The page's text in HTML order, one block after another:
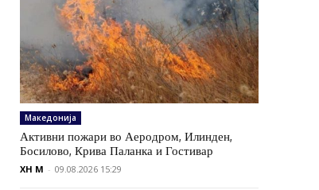
Македонија
Активни пожари во Аеродром, Илинден,
Босилово, Крива Паланка и Гостивар
XH M - 09.08.2026 15:29